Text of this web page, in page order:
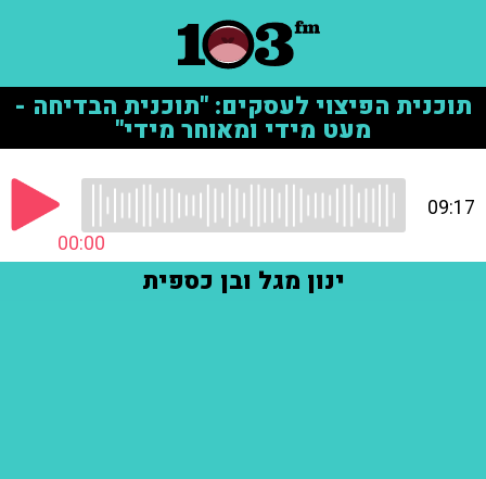
תוכנית הפיצוי לעסקים: "תוכנית הבדיחה -
מעט מידי ומאוחר מידי"
00:00
09:17
ינון מגל ובן כספית